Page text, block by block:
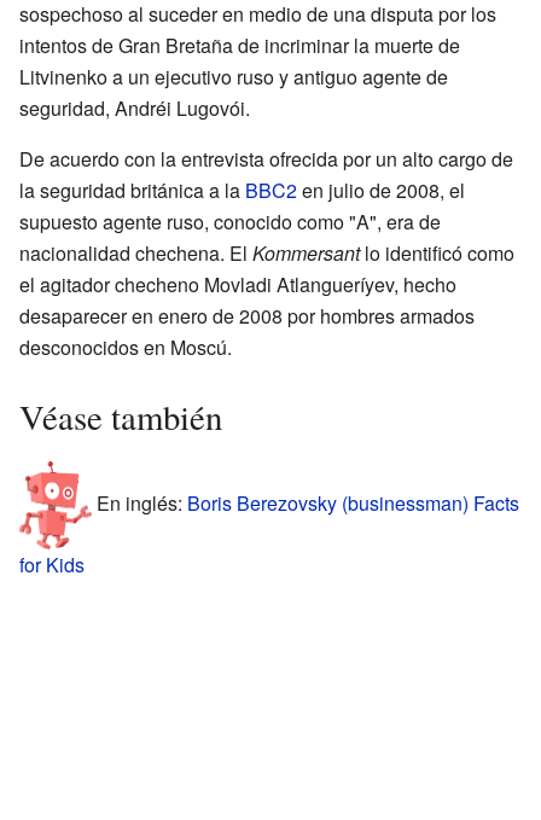
sospechoso al suceder en medio de una disputa por los
intentos de Gran Bretaña de incriminar la muerte de
Litvinenko a un ejecutivo ruso y antiguo agente de
seguridad, Andréi Lugovói.
De acuerdo con la entrevista ofrecida por un alto cargo de
la seguridad británica a la BBC2en julio de 2008, el
supuesto agente ruso, conocido como "A", era de
nacionalidad chechena. El Kommersantlo identificó como
el agitador checheno Movladi Atlangueríyev, hecho
desaparecer en enero de 2008 por hombres armados
desconocidos en Moscú.
Véase también
En inglés: Boris Berezovsky (businessman) Facts
for Kids